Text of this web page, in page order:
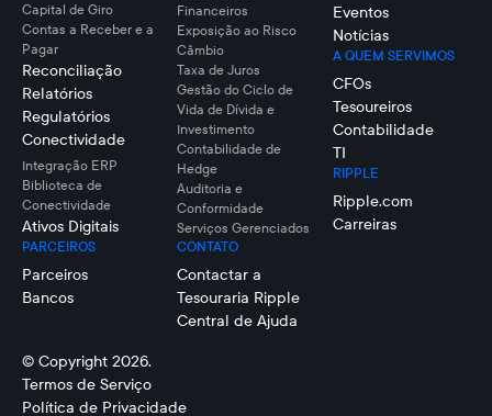
Capital de Giro
Contas a Receber e a
Pagar
Reconciliação
Relatórios
Regulatórios
Conectividade
Integração ERP
Biblioteca de
Conectividade
Ativos Digitais
PARCEIROS
Parceiros
Bancos
Financeiros
Exposição ao Risco
Câmbio
Taxa de Juros
Gestão do Ciclo de
Vida de Dívida e
Investimento
Contabilidade de
Hedge
Auditoria e
Conformidade
Serviços Gerenciados
CONTATO
Contactar a
Tesouraria Ripple
Central de Ajuda
Eventos
Notícias
A QUEM SERVIMOS
CFOs
Tesoureiros
Contabilidade
TI
RIPPLE
Ripple.com
Carreiras
© Copyright 2026.
Termos de Serviço
Política de Privacidade